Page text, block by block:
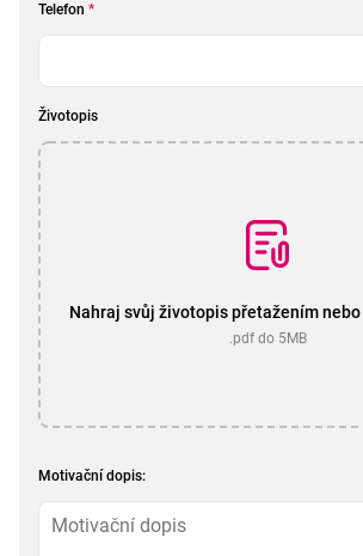
Telefon *
Životopis
Nahraj svůj životopis přetažením nebo
.pdf do 5MB
Motivační dopis: